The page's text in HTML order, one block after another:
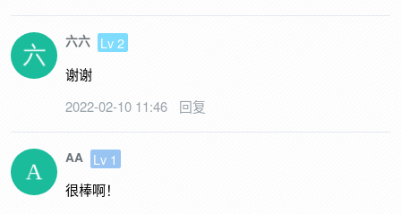
六六
Lv 2
谢谢
2022-02-10 11:46
回复
AA
Lv 1
很棒啊！